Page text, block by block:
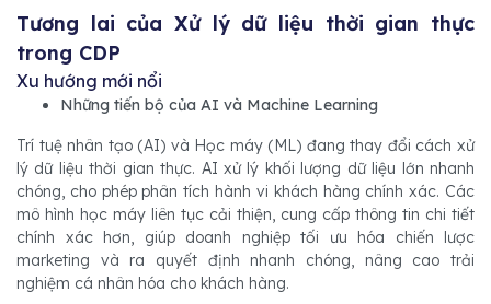
Tương lai của Xử lý dữ liệu thời gian thực
trong CDP
Xu hướng mới nổi
Những tiến bộ của AI và Machine Learning
Trí tuệ nhân tạo (AI) và Học máy (ML) đang thay đổi cách xử
lý dữ liệu thời gian thực. AI xử lý khối lượng dữ liệu lớn nhanh
chóng, cho phép phân tích hành vi khách hàng chính xác. Các
mô hình học máy liên tục cải thiện, cung cấp thông tin chi tiết
chính xác hơn, giúp doanh nghiệp tối ưu hóa chiến lược
marketing và ra quyết định nhanh chóng, nâng cao trải
nghiệm cá nhân hóa cho khách hàng.